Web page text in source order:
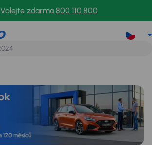
Volejte zdarma 800 110 800